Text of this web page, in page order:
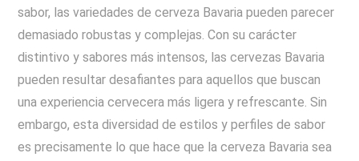
sabor, las variedades de cerveza Bavaria pueden parecer
demasiado robustas y complejas. Con su carácter
distintivo y sabores más intensos, las cervezas Bavaria
pueden resultar desafiantes para aquellos que buscan
una experiencia cervecera más ligera y refrescante. Sin
embargo, esta diversidad de estilos y perfiles de sabor
es precisamente lo que hace que la cerveza Bavaria sea